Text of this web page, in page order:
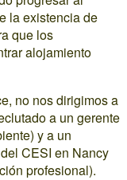
la existencia de
que los
alojamiento
no nos dirigimos a
a un gerente
y a un
CESI en Nancy
profesional).